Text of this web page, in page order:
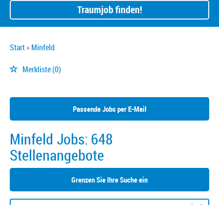
Traumjob finden!
Start Minfeld
Merkliste(0)
Passende Jobs per E-Mail
Minfeld Jobs: 648
Stellenangebote
Grenzen Sie Ihre Suche ein